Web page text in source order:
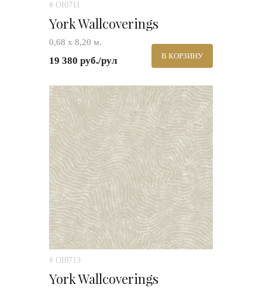
# OI0711
York Wallcoverings
0,68 х 8,20 м.
19 380 руб./рул В КОРЗИНУ
# OI0713
York Wallcoverings